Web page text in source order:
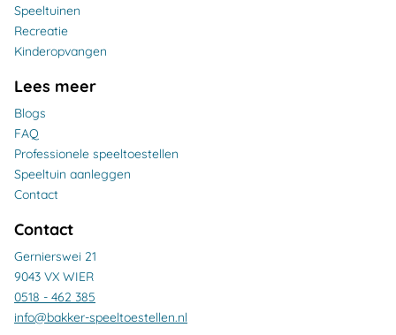
Speeltuinen
Recreatie
Kinderopvangen
Lees meer
Blogs
FAQ
Professionele speeltoestellen
Speeltuin aanleggen
Contact
Contact
Gernierswei 21
9043 VX WIER
0518 - 462 385
info@bakker-speeltoestellen.nl